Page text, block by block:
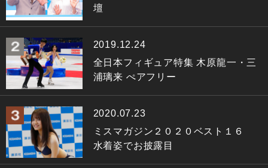
壇
2019.12.24
全日本フィギュア特集 木原龍一・三
浦璃来 ぺアフリー
2020.07.23
ミスマガジン２０２０ベスト１６
水着姿でお披露目